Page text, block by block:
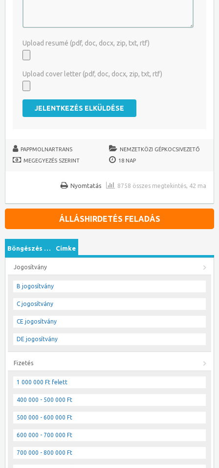
Upload resumé (pdf, doc, docx, zip, txt, rtf)
Upload cover letter (pdf, doc, docx, zip, txt, rtf)
PAPPMOLNARTRANS
NEMZETKÖZI GÉPKOCSIVEZETŐ
MEGEGYEZÉS SZERINT
18 NAP
8758 összes megtekintés, 42 ma
Nyomtatás
ÁLLÁSHIRDETÉS FELADÁS
Böngészés … Címke
Jogosítvány
B jogosítvány
C jogosítvány
CE jogosítvány
DE jogosítvány
Fizetés
1 000 000 Ft felett
400 000 - 500 000 Ft
500 000 - 600 000 Ft
600 000 - 700 000 Ft
700 000 - 800 000 Ft